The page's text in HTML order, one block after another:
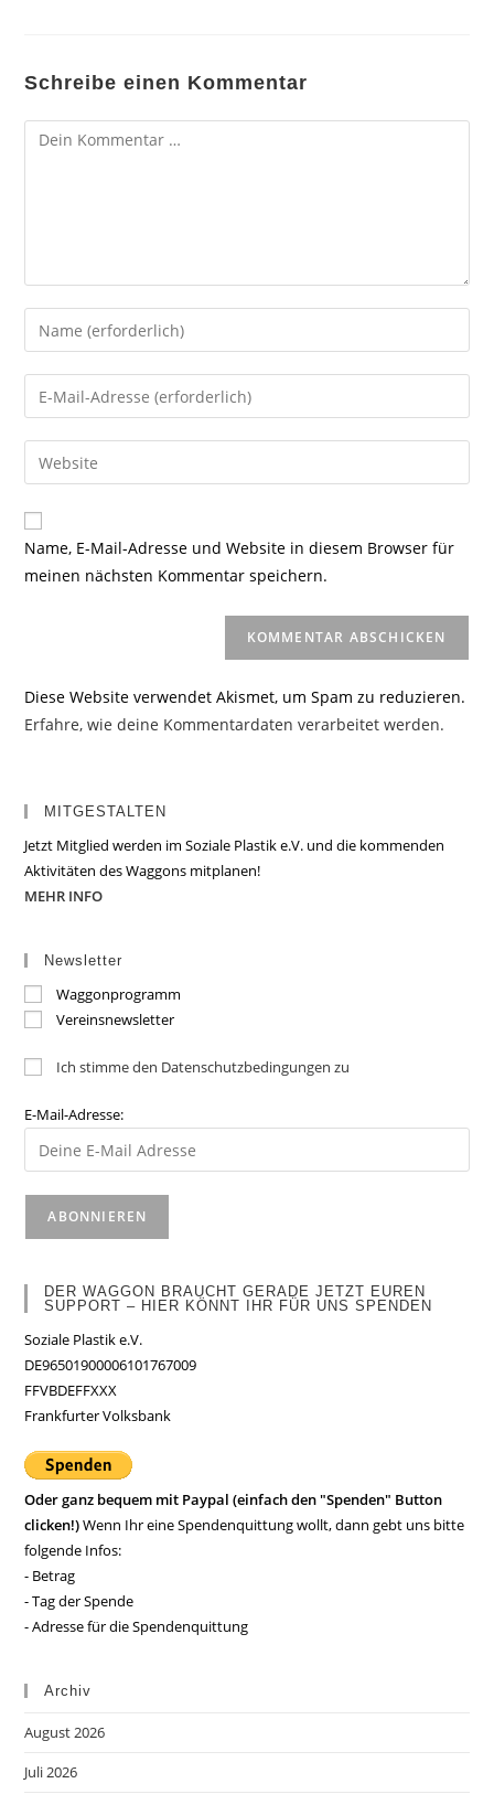
Schreibe einen Kommentar
Kommentar
Gib
deinen
Namen
oder
zum
Kommentieren
ein
Gib
deine
E-
Mail-
zum
Kommentieren
ein
Gib
deine
Website-
URL
Name, E-Mail-Adresse und Website in diesem Browser für
meinen nächsten Kommentar speichern.
Diese Website verwendet Akismet, um Spam zu reduzieren.
Erfahre, wie deine Kommentardaten verarbeitet werden.
MITGESTALTEN
Jetzt Mitglied werden im Soziale Plastik e.V. und die kommenden
Aktivitäten des Waggons mitplanen!
MEHR INFO
Newsletter
Waggonprogramm
Vereinsnewsletter
Ich stimme den Datenschutzbedingungen zu
E-Mail-Adresse:
DER WAGGON BRAUCHT GERADE JETZT EUREN
SUPPORT – HIER KÖNNT IHR FÜR UNS SPENDEN
Soziale Plastik e.V.
DE96501900006101767009
FFVBDEFFXXX
Frankfurter Volksbank
Oder ganz bequem mit Paypal (einfach den "Spenden" Button
clicken!)Wenn Ihr eine Spendenquittung wollt, dann gebt uns bitte
folgende Infos:
- Betrag
- Tag der Spende
- Adresse für die Spendenquittung
Archiv
August 2026
Juli 2026